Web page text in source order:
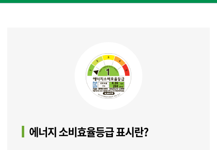
에너지 소비효율등급 표시란?